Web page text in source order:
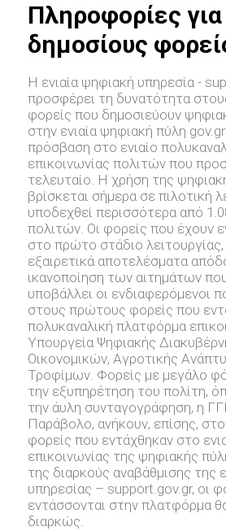
Πληροφορίες για
δημοσίους
Η ενιαία ψηφιακή υπηρεσία -
προσφέρει τη δυνατότητα
φορείς που δημοσιεύουν
στην ενιαία ψηφιακή πύλη
πρόσβαση στο ενιαίο
επικοινωνίας πολιτών που
τελευταίο. Η χρήση της
βρίσκεται σήμερα σε πιλοτική
υποδεχθεί περισσότερα από
πολιτών. Οι φορείς που έχουν
στο πρώτο στάδιο λειτουργίας,
εξαιρετικά αποτελέσματα
ικανοποίηση των αιτημάτων
υποβάλλει οι ενδιαφερόμενοι
στους πρώτους φορείς που
πολυκαναλική πλατφόρμα
Υπουργεία Ψηφιακής
Οικονομικών, Αγροτικής
Τροφίμων. Φορείς με μεγάλο
την εξυπηρέτηση του πολίτη,
την άυλη συνταγογράφηση, η
Παράβολο, ανήκουν, επίσης,
φορείς που εντάχθηκαν στο
επικοινωνίας της ψηφιακής
της διαρκούς αναβάθμισης της
υπηρεσίας – support.gov.gr, oι
εντάσσονται στην πλατφόρμα
διαρκώς.